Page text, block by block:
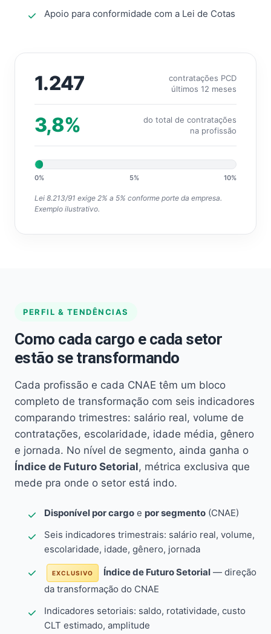
Apoio para conformidade com a Lei de Cotas
1.247
contratações PCD
últimos 12 meses
3,8%
do total de contratações
na profissão
0% 5% 10%
Lei 8.213/91 exige 2% a 5% conforme porte da empresa.
Exemplo ilustrativo.
PERFIL & TENDÊNCIAS
Como cada cargo e cada setor
estão se transformando
Cada profissão e cada CNAE têm um bloco
completo de transformação com seis indicadores
comparando trimestres: salário real, volume de
contratações, escolaridade, idade média, gênero
e jornada. No nível de segmento, ainda ganha o
Índice de Futuro Setorial, métrica exclusiva que
mede pra onde o setor está indo.
Disponível por cargo e por segmento (CNAE)
Seis indicadores trimestrais: salário real, volume,
escolaridade, idade, gênero, jornada
EXCLUSIVO Índice de Futuro Setorial — direção
da transformação do CNAE
Indicadores setoriais: saldo, rotatividade, custo
CLT estimado, amplitude